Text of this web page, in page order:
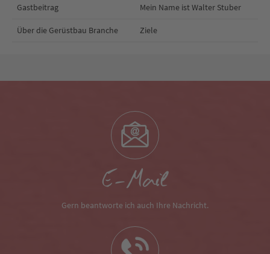
Gastbeitrag Mein Name ist Walter Stuber
Über die Gerüstbau Branche Ziele
E-Mail
Gern beantworte ich auch Ihre Nachricht.